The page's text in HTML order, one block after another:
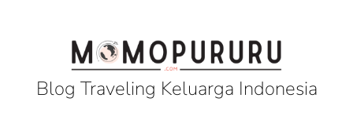
Blog Traveling Keluarga Indonesia